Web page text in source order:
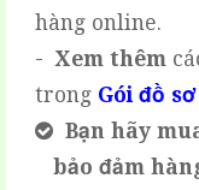
hàng online.
-Xem thêm
trong Gói đồ
Bạn hãy
bảo đảm